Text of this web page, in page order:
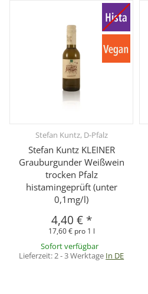
Stefan Kuntz, D-Pfalz
Stefan Kuntz KLEINER
Grauburgunder Weißwein
trocken Pfalz
histamingeprüft (unter
0,1mg/l)
4,40 € *
17,60 € pro 1 l
Sofort verfügbar
Lieferzeit:2 - 3 Werktage In DE